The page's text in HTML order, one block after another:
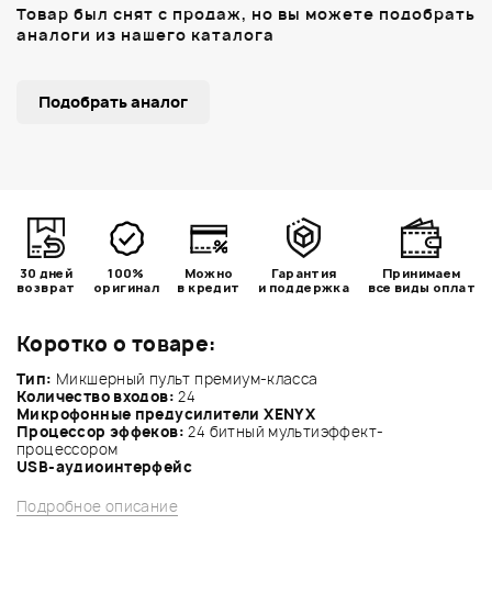
Коротко о товаре:
Тип: Микшерный пульт премиум-класса
Количество входов:24
Микрофонные предусилители XENYX
Процессор эффеков: 24 битный мультиэффект-
процессором
USB-аудиоинтерфейс
Подробное описание
Товар был снят с продаж, но вы можете подобрать
аналоги из нашего каталога
Подобрать аналог
30 дней
возврат
100%
оригинал
Можно
в кредит
Гарантия
и поддержка
Принимаем
все виды оплат